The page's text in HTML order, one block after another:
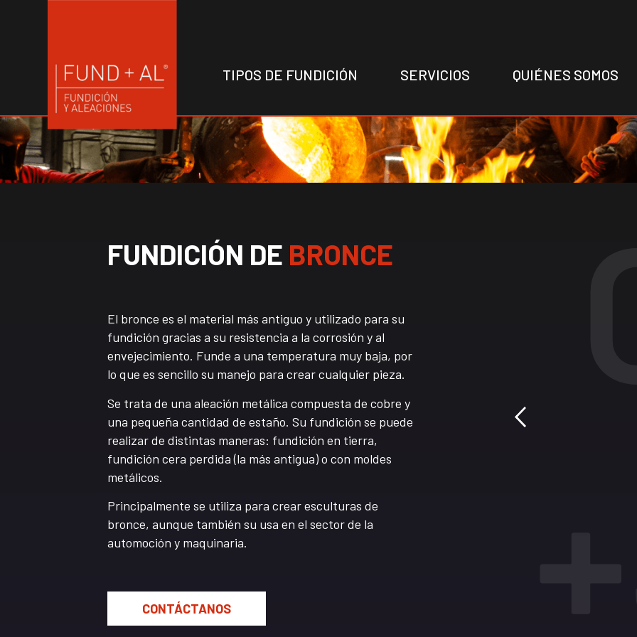
TIPOS DE FUNDICIÓN SERVICIOS QUIÉNES SOMOS
FUNDICIÓN DE BRONCE
El bronce es el material más antiguo y utilizado para su
fundición gracias a su resistencia a la corrosión y al
envejecimiento. Funde a una temperatura muy baja, por
lo que es sencillo su manejo para crear cualquier pieza.
Se trata de una aleación metálica compuesta de cobre y
una pequeña cantidad de estaño. Su fundición se puede
realizar de distintas maneras: fundición en tierra,
fundición cera perdida (la más antigua) o con moldes
metálicos.
Principalmente se utiliza para crear esculturas de
bronce, aunque también su usa en el sector de la
automoción y maquinaria.
CONTÁCTANOS